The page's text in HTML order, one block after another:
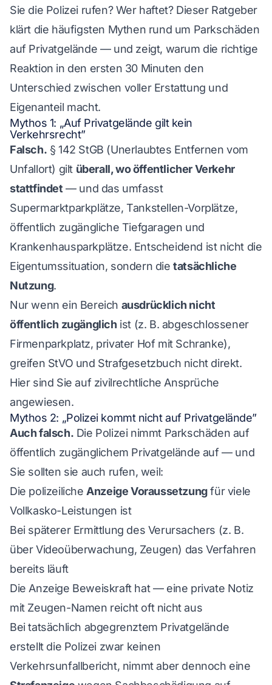
Sie die Polizei rufen? Wer haftet? Dieser Ratgeber
klärt die häufigsten Mythen rund um Parkschäden
auf Privatgelände — und zeigt, warum die richtige
Reaktion in den ersten 30 Minuten den
Unterschied zwischen voller Erstattung und
Eigenanteil macht.
Mythos 1: „Auf Privatgelände gilt kein
Verkehrsrecht”
Falsch. § 142 StGB (Unerlaubtes Entfernen vom
Unfallort) gilt überall, wo öffentlicher Verkehr
stattfindet — und das umfasst
Supermarktparkplätze, Tankstellen-Vorplätze,
öffentlich zugängliche Tiefgaragen und
Krankenhausparkplätze. Entscheidend ist nicht die
Eigentumssituation, sondern dietatsächliche
Nutzung.
Nur wenn ein Bereich ausdrücklich nicht
öffentlich zugänglich ist (z. B. abgeschlossener
Firmenparkplatz, privater Hof mit Schranke),
greifen StVO und Strafgesetzbuch nicht direkt.
Hier sind Sie auf zivilrechtliche Ansprüche
angewiesen.
Mythos 2: „Polizei kommt nicht auf Privatgelände”
Auch falsch. Die Polizei nimmt Parkschäden auf
öffentlich zugänglichem Privatgelände auf — und
Sie sollten sie auch rufen, weil:
Die polizeiliche Anzeige Voraussetzungfür viele
Vollkasko-Leistungen ist
Bei späterer Ermittlung des Verursachers (z. B.
über Videoüberwachung, Zeugen) das Verfahren
bereits läuft
Die Anzeige Beweiskraft hat — eine private Notiz
mit Zeugen-Namen reicht oft nicht aus
Bei tatsächlich abgegrenztem Privatgelände
erstellt die Polizei zwar keinen
Verkehrsunfallbericht, nimmt aber dennoch eine